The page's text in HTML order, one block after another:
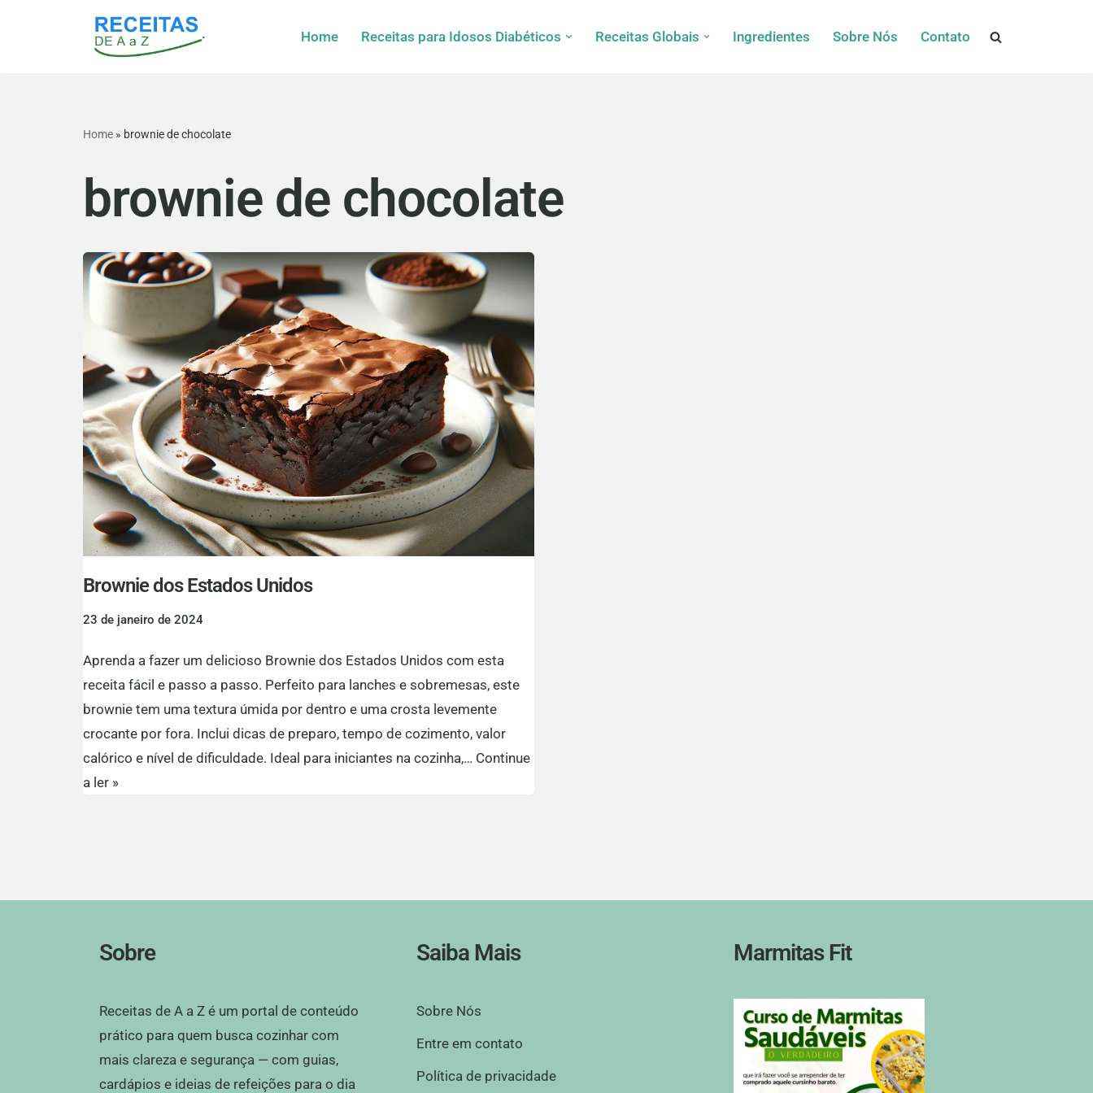
Home Receitas para Idosos Diabéticos Receitas Globais Ingredientes Sobre Nós Contato
Home » brownie de chocolate
brownie de chocolate
Brownie dos Estados Unidos
23 de janeiro de 2024
Aprenda a fazer um delicioso Brownie dos Estados Unidos com esta
receita fácil e passo a passo. Perfeito para lanches e sobremesas, este
brownie tem uma textura úmida por dentro e uma crosta levemente
crocante por fora. Inclui dicas de preparo, tempo de cozimento, valor
calórico e nível de dificuldade. Ideal para iniciantes na cozinha,… Continue
a ler »
Sobre
Receitas de A a Z é um portal de conteúdo
prático para quem busca cozinhar com
mais clareza e segurança — com guias,
cardápios e ideias de refeições para o dia
Saiba Mais
Sobre Nós
Entre em contato
Política de privacidade
Marmitas Fit